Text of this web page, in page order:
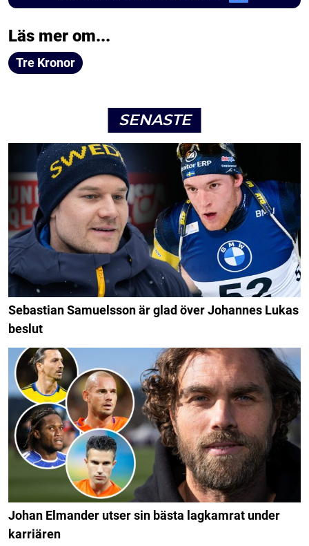
Läs mer om...
Tre Kronor
SENASTE
Sebastian Samuelsson är glad över Johannes Lukas
beslut
Johan Elmander utser sin bästa lagkamrat under
karriären